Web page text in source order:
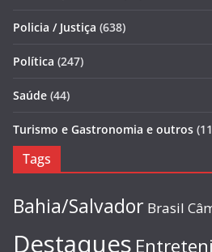
Policia / Justiça (638)
Política (247)
Saúde (44)
Turismo e Gastronomia e outros
Tags
Bahia/Salvador Brasil
Destaques